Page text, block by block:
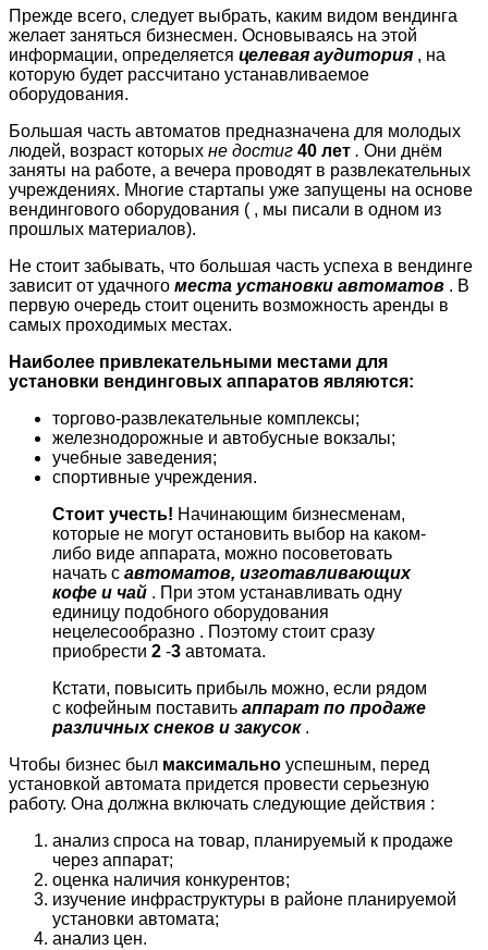
Прежде всего, следует выбрать, каким видом вендинга
желает заняться бизнесмен. Основываясь на этой
информации, определяется целевая аудитория , на
которую будет рассчитано устанавливаемое
оборудования.
Большая часть автоматов предназначена для молодых
людей, возраст которых не достиг 40 лет . Они днём
заняты на работе, а вечера проводят в развлекательных
учреждениях. Многие стартапы уже запущены на основе
вендингового оборудования ( , мы писали в одном из
прошлых материалов).
Не стоит забывать, что большая часть успеха в вендинге
зависит от удачного места установки автоматов . В
первую очередь стоит оценить возможность аренды в
самых проходимых местах.
Наиболее привлекательными местами для
установки вендинговых аппаратов являются:
торгово-развлекательные комплексы;
железнодорожные и автобусные вокзалы;
учебные заведения;
спортивные учреждения.
Стоит учесть! Начинающим бизнесменам,
которые не могут остановить выбор на каком-
либо виде аппарата, можно посоветовать
начать с автоматов, изготавливающих
кофе и чай . При этом устанавливать одну
единицу подобного оборудования
нецелесообразно . Поэтому стоит сразу
приобрести 2 -3 автомата.
Кстати, повысить прибыль можно, если рядом
с кофейным поставить аппарат по продаже
различных снеков и закусок .
Чтобы бизнес был максимально успешным, перед
установкой автомата придется провести серьезную
работу. Она должна включать следующие действия :
анализ спроса на товар, планируемый к продаже
через аппарат;
оценка наличия конкурентов;
изучение инфраструктуры в районе планируемой
установки автомата;
анализ цен.